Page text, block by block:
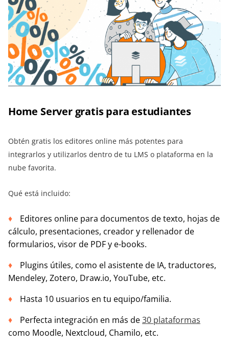
Home Server gratis para estudiantes
Obtén gratis los editores online más potentes para
integrarlos y utilizarlos dentro de tu LMS o plataforma en la
nube favorita.
Qué está incluido:
Editores online para documentos de texto, hojas de
cálculo, presentaciones, creador y rellenador de
formularios, visor de PDF y e-books.
Plugins útiles, como el asistente de IA, traductores,
Mendeley, Zotero, Draw.io, YouTube, etc.
Hasta 10 usuarios en tu equipo/familia.
Perfecta integración en más de30 plataformas
como Moodle, Nextcloud, Chamilo, etc.